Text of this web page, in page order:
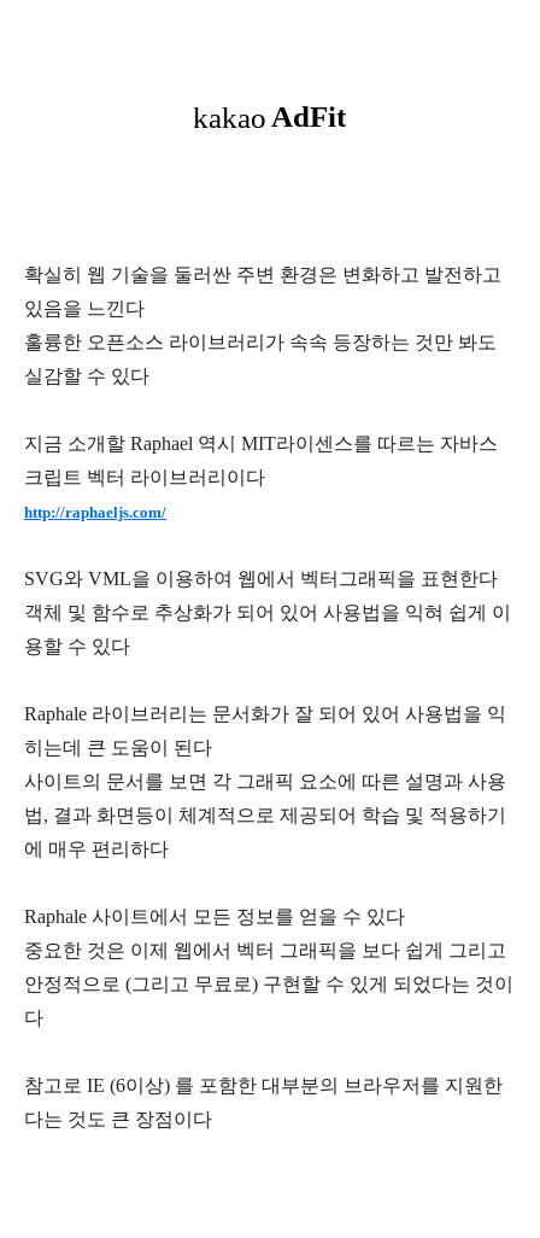
확실히 웹 기술을 둘러싼 주변 환경은 변화하고 발전하고
있음을 느낀다
훌륭한 오픈소스 라이브러리가 속속 등장하는 것만 봐도
실감할 수 있다
지금 소개할 Raphael 역시 MIT라이센스를 따르는 자바스
크립트 벡터 라이브러리이다
http://raphaeljs.com/
SVG와 VML을 이용하여 웹에서 벡터그래픽을 표현한다
객체 및 함수로 추상화가 되어 있어 사용법을 익혀 쉽게 이
용할 수 있다
Raphale 라이브러리는 문서화가 잘 되어 있어 사용법을 익
히는데 큰 도움이 된다
사이트의 문서를 보면 각 그래픽 요소에 따른 설명과 사용
법, 결과 화면등이 체계적으로 제공되어 학습 및 적용하기
에 매우 편리하다
Raphale 사이트에서 모든 정보를 얻을 수 있다
중요한 것은 이제 웹에서 벡터 그래픽을 보다 쉽게 그리고
안정적으로 (그리고 무료로) 구현할 수 있게 되었다는 것이
다
참고로 IE (6이상) 를 포함한 대부분의 브라우저를 지원한
다는 것도 큰 장점이다